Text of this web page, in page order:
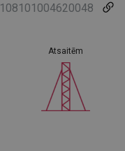
108101004620048
Atsaitēm